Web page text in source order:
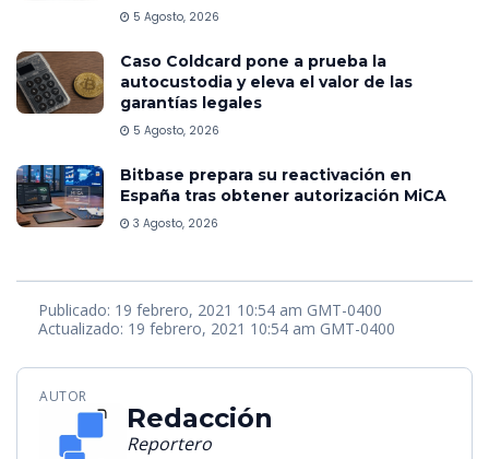
5 Agosto, 2026
Caso Coldcard pone a prueba la
autocustodia y eleva el valor de las
garantías legales
5 Agosto, 2026
Bitbase prepara su reactivación en
España tras obtener autorización MiCA
3 Agosto, 2026
Publicado: 19 febrero, 2021 10:54 am GMT-0400
Actualizado: 19 febrero, 2021 10:54 am GMT-0400
AUTOR
Redacción
Reportero